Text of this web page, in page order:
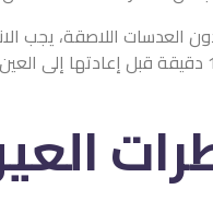
العدسات اللاصقة،